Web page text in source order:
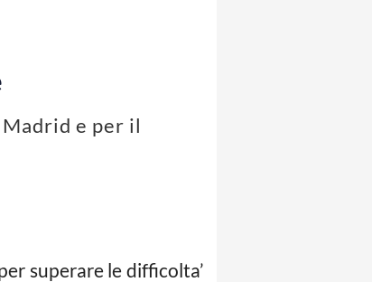
e per il
superare le difficolta’